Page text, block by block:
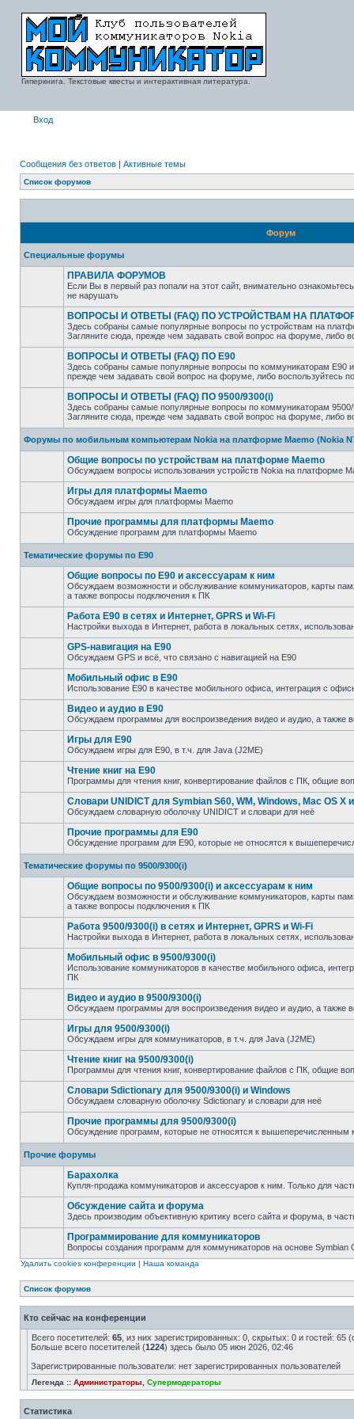
Гиперкнига. Текстовые квесты и интерактивная литература.
Вход
Сообщения без ответов | Активные темы
Список форумов
Форум
Специальные форумы
ПРАВИЛА ФОРУМОВ
Если Вы в первый раз попали на этот сайт, внимательно
не нарушать
ВОПРОСЫ И ОТВЕТЫ (FAQ) ПО УСТРОЙСТВАМ НА
Здесь собраны самые популярные вопросы по устройствам на
Загляните сюда, прежде чем задавать свой вопрос на форуме, либо
ВОПРОСЫ И ОТВЕТЫ (FAQ) ПО E90
Здесь собраны самые популярные вопросы по коммуникаторам E90
прежде чем задавать свой вопрос на форуме, либо воспользуйтесь
ВОПРОСЫ И ОТВЕТЫ (FAQ) ПО 9500/9300(i)
Здесь собраны самые популярные вопросы по коммуникаторам
Загляните сюда, прежде чем задавать свой вопрос на форуме, либо
Форумы по мобильным компьютерам Nokia на платформе Maemo (Nokia
Общие вопросы по устройствам на платформе Maemo
Обсуждаем вопросы использования устройств Nokia на платформе
Игры для платформы Maemo
Обсуждаем игры для платформы Maemo
Прочие программы для платформы Maemo
Обсуждение программ для платформы Maemo
Тематические форумы по E90
Общие вопросы по E90 и аксессуарам к ним
Обсуждаем возможности и обслуживание коммуникаторов, карты
а также вопросы подключения к ПК
Работа E90 в сетях и Интернет, GPRS и Wi-Fi
Настройки выхода в Интернет, работа в локальных сетях,
GPS-навигация на E90
Обсуждаем GPS и всё, что связано с навигацией на E90
Мобильный офис в E90
Использование E90 в качестве мобильного офиса, интеграция с
Видео и аудио в E90
Обсуждаем программы для воспроизведения видео и аудио, а также
Игры для E90
Обсуждаем игры для E90, в т.ч. для Java (J2ME)
Чтение книг на E90
Программы для чтения книг, конвертирование файлов с ПК, общие
Словари UNIDICT для Symbian S60, WM, Windows, Mac OS X
Обсуждаем словарную оболочку UNIDICT и словари для неё
Прочие программы для E90
Обсуждение программ для E90, которые не относятся к
Тематические форумы по 9500/9300(i)
Общие вопросы по 9500/9300(i) и аксессуарам к ним
Обсуждаем возможности и обслуживание коммуникаторов, карты
а также вопросы подключения к ПК
Работа 9500/9300(i) в сетях и Интернет, GPRS и Wi-Fi
Настройки выхода в Интернет, работа в локальных сетях,
Мобильный офис в 9500/9300(i)
Использование коммуникаторов в качестве мобильного офиса,
ПК
Видео и аудио в 9500/9300(i)
Обсуждаем программы для воспроизведения видео и аудио, а также
Игры для 9500/9300(i)
Обсуждаем игры для коммуникаторов, в т.ч. для Java (J2ME)
Чтение книг на 9500/9300(i)
Программы для чтения книг, конвертирование файлов с ПК, общие
Словари Sdictionary для 9500/9300(i) и Windows
Обсуждаем словарную оболочку Sdictionary и словари для неё
Прочие программы для 9500/9300(i)
Обсуждение программ, которые не относятся к вышеперечисленным
Прочие форумы
Барахолка
Купля-продажа коммуникаторов и аксессуаров к ним. Только для
Обсуждение сайта и форума
Здесь производим объективную критику всего сайта и форума, в
Программирование для коммуникаторов
Вопросы создания программ для коммуникаторов на основе Symbian
Удалить cookies конференции | Наша команда
Список форумов
Кто сейчас на конференции
Всего посетителей: 65 , из них зарегистрированных: 0, скрытых: 0 и гостей:
Больше всего посетителей (1224) здесь было 05 июн 2026, 02:46
Зарегистрированные пользователи: нет зарегистрированных пользователей
Легенда :: Администраторы Супермодераторы
Статистика